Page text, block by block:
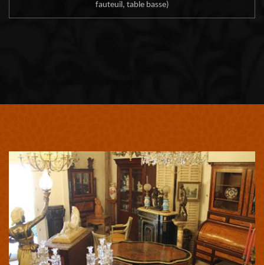
fauteuil, table basse)